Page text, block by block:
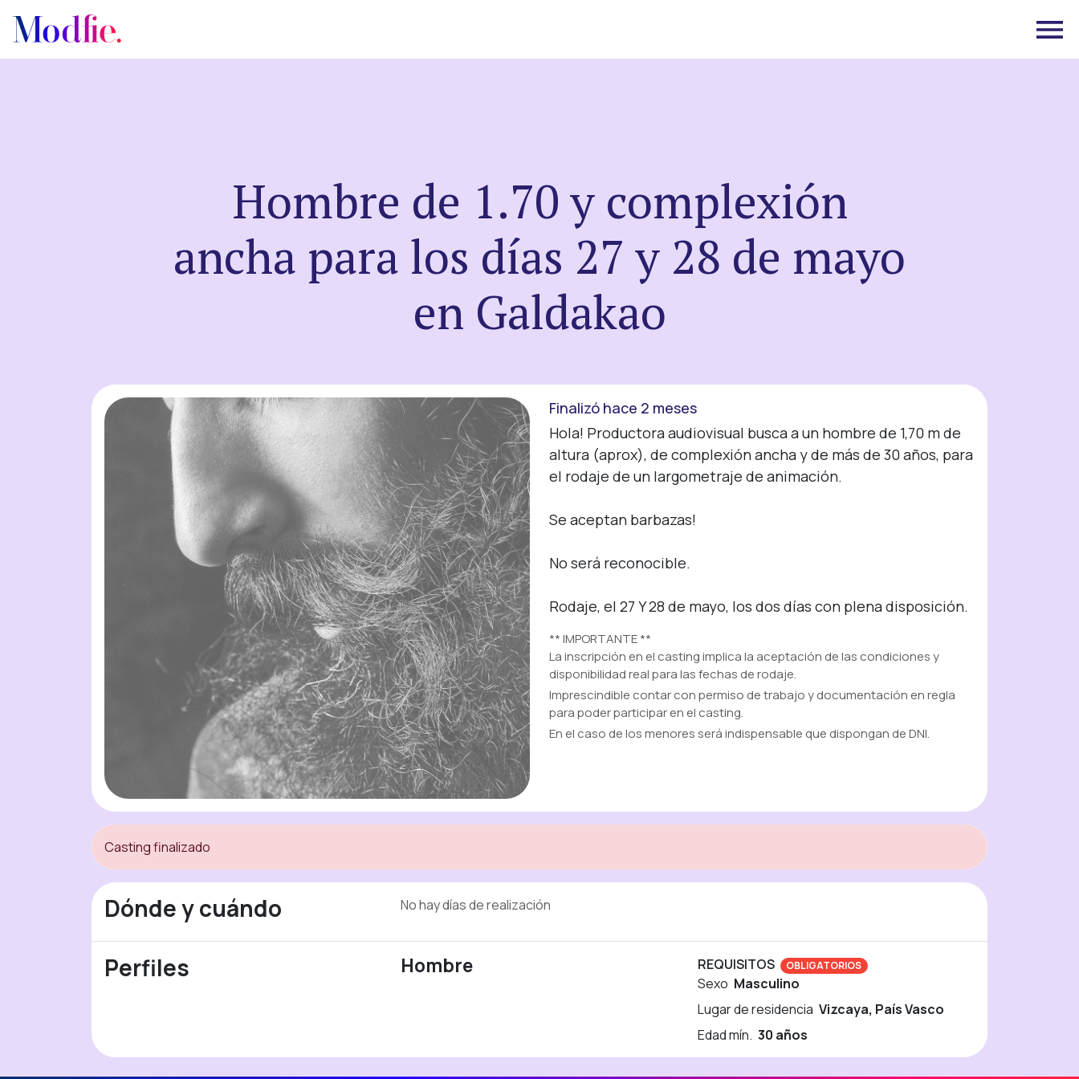
Sobre nosotros
Preguntas frecuentes
Registro
Entrar
Hombre de 1.70 y complexión
ancha para los días 27 y 28 de mayo
en Galdakao
Finalizó hace 2 meses
Hola! Productora audiovisual busca a un hombre de 1,70 m de
altura (aprox), de complexión ancha y de más de 30 años, para
el rodaje de un largometraje de animación.
Se aceptan barbazas!
No será reconocible.
Rodaje, el 27 Y 28 de mayo, los dos días con plena disposición.
** IMPORTANTE **
La inscripción en el casting implica la aceptación de las condiciones y
disponibilidad real para las fechas de rodaje.
Imprescindible contar con permiso de trabajo y documentación en regla
para poder participar en el casting.
En el caso de los menores será indispensable que dispongan de DNI.
Casting finalizado
Dónde y cuándo No hay días de realización
Perfiles Hombre REQUISITOS OBLIGATORIOS
Sexo Masculino
Lugar de residencia Vizcaya, País Vasco
Edad mín. 30 años